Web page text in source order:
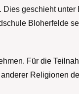
geschieht
Bloherfelde
Für die
Religionen